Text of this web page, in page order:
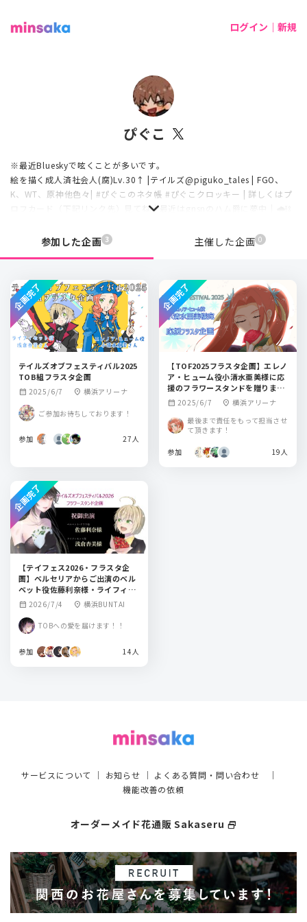
ログイン｜新規
ぴぐこ
※最近Blueskyで呟くことが多いです。
絵を描く成人済社会人(腐)Lv.30↑ |テイルズ@piguko_tales | FGO、
K、WT、原神他色々| #ぴぐこのネタ帳 #ぴぐこクロッキー | 詳しくはプ
ロフカード（下記リンク先）見てね｜最近はgnsnのハム爵に夢中｜🌧⛓
参加した企画 3 主催した企画 0
テイルズオブフェスティバル2025
TOB組フラスタ企画
calendar_month 2025/6/7 location_on 横浜アリーナ
ご参加お待ちしております！
参加 27人
企画完了
【TOF2025フラスタ企画】エレノ
ア・ヒューム役小清水亜美様に応
援のフラワースタンドを贈りませ
んか？
calendar_month 2025/6/7 location_on 横浜アリーナ
最後まで責任をもって担当させ
て頂きます！
参加 19人
企画完了
【テイフェス2026・フラスタ企
画】ベルセリアからご出演のベル
ベット役佐藤利奈様・ライフィセ
ット役浅倉杏美様へお花を贈りま
す！テイルズオブフェスティバル
2026
calendar_month 2026/7/4 location_on 横浜BUNTAI
TOBへの愛を届けます！！
参加 14人
企画完了
サービスについて ｜ お知らせ ｜ よくある質問・問い合わせ ｜
機能改善の依頼
オーダーメイド花通販 Sakaseru select_window